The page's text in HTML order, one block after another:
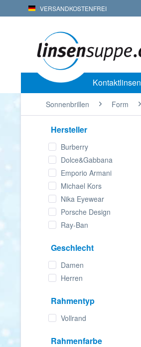
VERSANDKOSTENFREI
Kontaktlinsen
Sonnenbrillen Form
Hersteller
Burberry
Dolce&Gabbana
Emporio Armani
Michael Kors
Nika Eyewear
Porsche Design
Ray-Ban
Geschlecht
Damen
Herren
Rahmentyp
Vollrand
Rahmenfarbe